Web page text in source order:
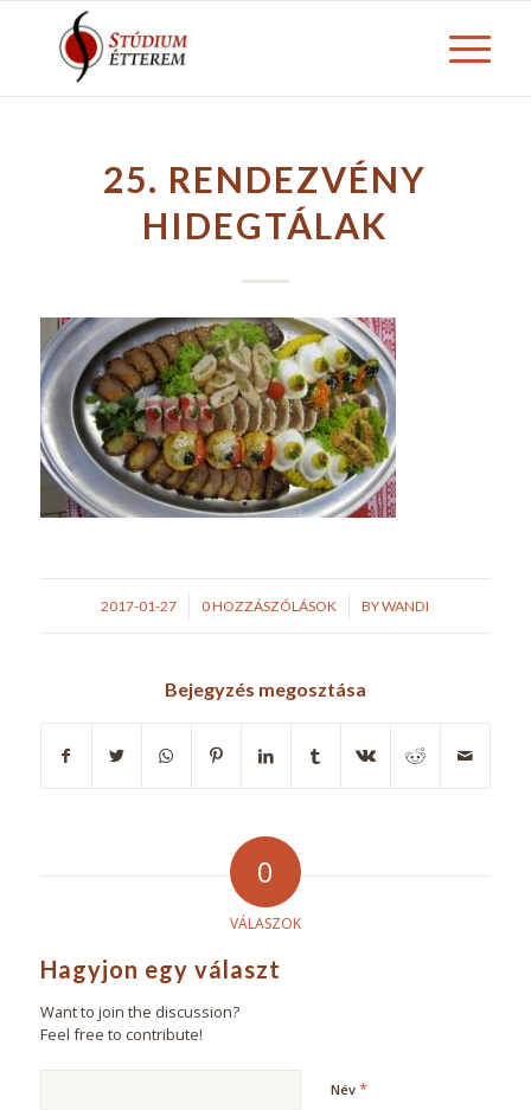
25. RENDEZVÉNY
HIDEGTÁLAK
2017-01-27
/ 0 HOZZÁSZÓLÁSOK
/ BYWANDI
Bejegyzés megosztása
0
VÁLASZOK
Hagyjon egy választ
Want to join the discussion?
Feel free to contribute!
Név *